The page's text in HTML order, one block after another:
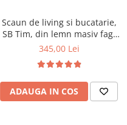
Scaun de living si bucatarie,
SB Tim, din lemn masiv fag,
tapiterie stofa, lacuit, 120 kg,
345,00 Lei
ADAUGA IN COS